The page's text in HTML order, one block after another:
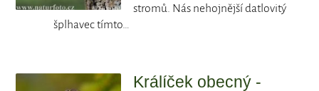
stromů. Nás nehojnější datlovitý
šplhavec tímto…
Králíček obecný -